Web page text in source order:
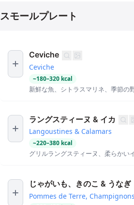
スモールプレート
Ceviche
Ceviche
~180–320 kcal
新鮮な魚、シトラスマリネ、季節の
ラングスティーヌ & イカ
Langoustines & Calamars
~220–380 kcal
グリルラングスティーヌ、柔らかい
じゃがいも、きのこ & うなぎ
Pommes de Terre,